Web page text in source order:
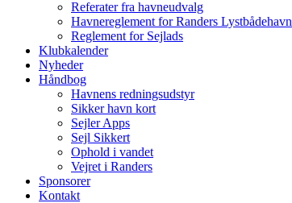
Referater fra havneudvalg
Havnereglement for Randers Lystbådehavn
Reglement for Sejlads
Klubkalender
Nyheder
Håndbog
Havnens redningsudstyr
Sikker havn kort
Sejler Apps
Sejl Sikkert
Ophold i vandet
Vejret i Randers
Sponsorer
Kontakt